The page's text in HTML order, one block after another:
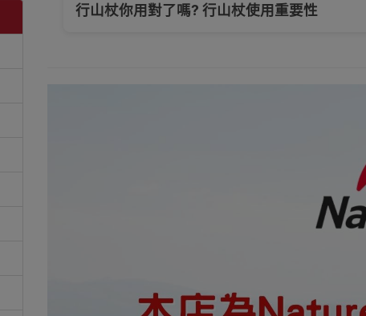
行山杖你用對了嗎? 行山杖使用重要性